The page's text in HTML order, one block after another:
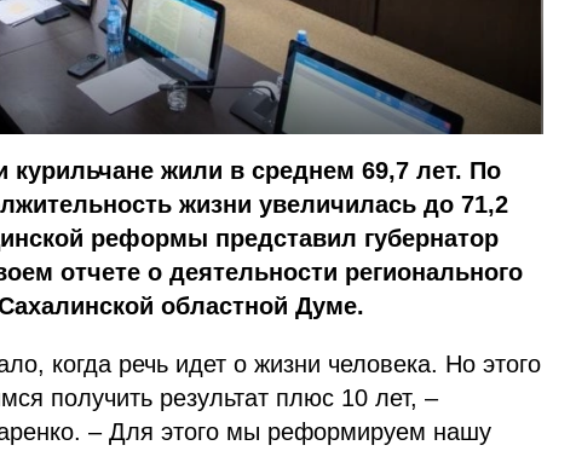
курильчане жили в среднем 69,7 лет. По
жизни увеличилась до 71,2
реформы представил губернатор
отчете о деятельности регионального
областной Думе.
когда речь идет о жизни человека. Но этого
получить результат плюс 10 лет, –
– Для этого мы реформируем нашу